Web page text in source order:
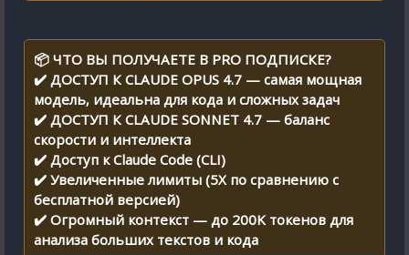
📦 ЧТО ВЫ ПОЛУЧАЕТЕ В PRO ПОДПИСКЕ?
✔️ ДОСТУП К CLAUDE OPUS 4.7 — самая мощная
модель, идеальна для кода и сложных задач
✔️ ДОСТУП К CLAUDE SONNET 4.7 — баланс
скорости и интеллекта
✔️ Доступ к Claude Code (CLI)
✔️ Увеличенные лимиты (5X по сравнению с
бесплатной версией)
✔️ Огромный контекст — до 200K токенов для
анализа больших текстов и кода